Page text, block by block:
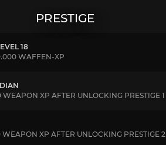
PRESTIGE
18
WAFFEN-XP
XP AFTER UNLOCKING PRESTIGE 1
XP AFTER UNLOCKING PRESTIGE 2